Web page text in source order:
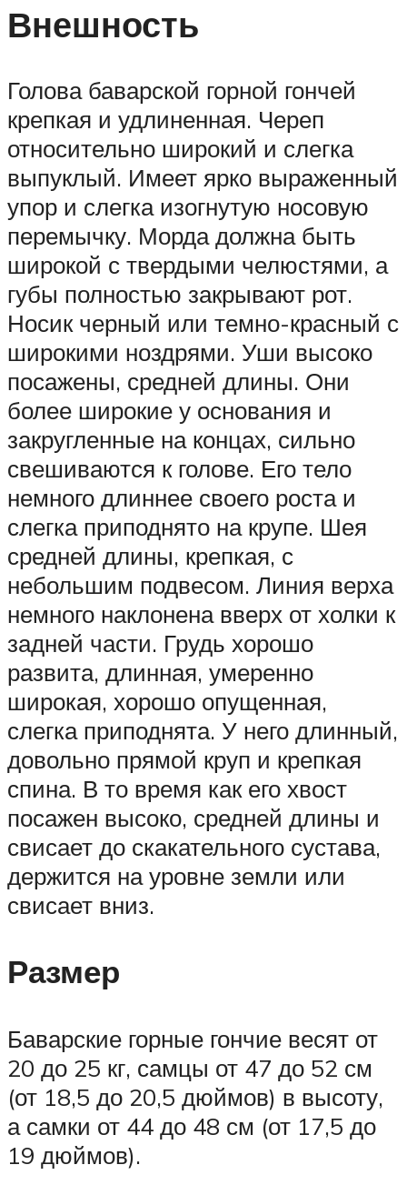
Внешность
Голова баварской горной гончей
крепкая и удлиненная. Череп
относительно широкий и слегка
выпуклый. Имеет ярко выраженный
упор и слегка изогнутую носовую
перемычку. Морда должна быть
широкой с твердыми челюстями, а
губы полностью закрывают рот.
Носик черный или темно-красный с
широкими ноздрями. Уши высоко
посажены, средней длины. Они
более широкие у основания и
закругленные на концах, сильно
свешиваются к голове. Его тело
немного длиннее своего роста и
слегка приподнято на крупе. Шея
средней длины, крепкая, с
небольшим подвесом. Линия верха
немного наклонена вверх от холки к
задней части. Грудь хорошо
развита, длинная, умеренно
широкая, хорошо опущенная,
слегка приподнята. У него длинный,
довольно прямой круп и крепкая
спина. В то время как его хвост
посажен высоко, средней длины и
свисает до скакательного сустава,
держится на уровне земли или
свисает вниз.
Размер
Баварские горные гончие весят от
20 до 25 кг, самцы от 47 до 52 см
(от 18,5 до 20,5 дюймов) в высоту,
а самки от 44 до 48 см (от 17,5 до
19 дюймов).